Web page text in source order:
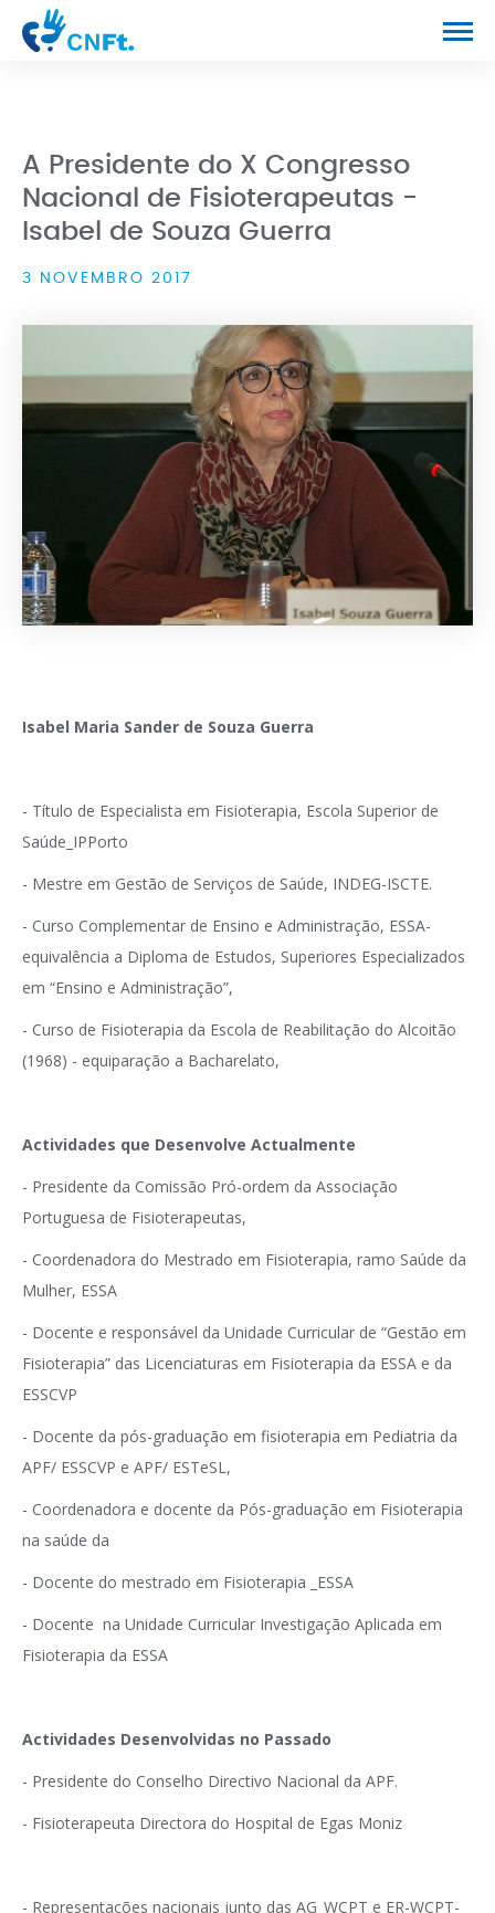
NOTÍCIAS
CONTACTOS
A Presidente do X Congresso
Nacional de Fisioterapeutas -
Isabel de Souza Guerra
3 NOVEMBRO 2017
Isabel Maria Sander de Souza Guerra
- Título de Especialista em Fisioterapia, Escola Superior de
Saúde_IPPorto
- Mestre em Gestão de Serviços de Saúde, INDEG-ISCTE.
- Curso Complementar de Ensino e Administração, ESSA-
equivalência a Diploma de Estudos, Superiores Especializados
em “Ensino e Administração”,
- Curso de Fisioterapia da Escola de Reabilitação do Alcoitão
(1968) - equiparação a Bacharelato,
Actividades que Desenvolve Actualmente
- Presidente da Comissão Pró-ordem da Associação
Portuguesa de Fisioterapeutas,
- Coordenadora do Mestrado em Fisioterapia, ramo Saúde da
Mulher, ESSA
- Docente e responsável da Unidade Curricular de “Gestão em
Fisioterapia” das Licenciaturas em Fisioterapia da ESSA e da
ESSCVP
- Docente da pós-graduação em fisioterapia em Pediatria da
APF/ ESSCVP e APF/ ESTeSL,
- Coordenadora e docente da Pós-graduação em Fisioterapia
na saúde da
- Docente do mestrado em Fisioterapia _ESSA
- Docente na Unidade Curricular Investigação Aplicada em
Fisioterapia da ESSA
Actividades Desenvolvidas no Passado
- Presidente do Conselho Directivo Nacional da APF.
- Fisioterapeuta Directora do Hospital de Egas Moniz
- Representações nacionais junto das AG_WCPT e ER-WCPT-